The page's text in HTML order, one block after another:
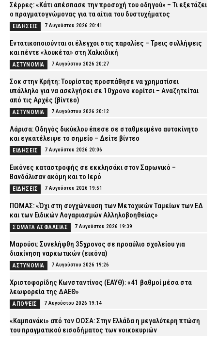
Σέρρες: «Κάτι απέσπασε την προσοχή του οδηγού» – Τι εξετάζει
ο πραγματογνώμονας για τα αίτια του δυστυχήματος
ΕΙΔΗΣΕΙΣ 7 Αυγούστου 2026 20:41
Εντατικοποιούνται οι έλεγχοι στις παραλίες – Τρεις συλλήψεις
και πέντε «λουκέτα» στη Χαλκιδική
ΑΣΤΥΝΟΜΙΑ 7 Αυγούστου 2026 20:27
Σοκ στην Κρήτη: Τουρίστας προσπάθησε να χρηματίσει
υπάλληλο για να ασελγήσει σε 10χρονο κορίτσι – Αναζητείται
από τις Αρχές (βίντεο)
ΑΣΤΥΝΟΜΙΑ 7 Αυγούστου 2026 20:12
Λάρισα: Οδηγός δικύκλου έπεσε σε σταθμευμένο αυτοκίνητο
και εγκατέλειψε το σημείο – Δείτε βίντεο
ΕΙΔΗΣΕΙΣ 7 Αυγούστου 2026 20:06
Εικόνες καταστροφής σε εκκλησάκι στον Σαρωνικό –
Βανδάλισαν ακόμη και το Ιερό
ΕΙΔΗΣΕΙΣ 7 Αυγούστου 2026 19:51
ΠΟΜΑΣ: «Όχι στη συγχώνευση των Μετοχικών Ταμείων των ΕΔ
και των Ειδικών Λογαριασμών Αλληλοβοηθείας»
ΣΩΜΑΤΑ ΑΣΦΑΛΕΙΑΣ 7 Αυγούστου 2026 19:39
Μαρούσι: Συνελήφθη 35χρονος σε προαύλιο σχολείου για
διακίνηση ναρκωτικών (εικόνα)
ΑΣΤΥΝΟΜΙΑ 7 Αυγούστου 2026 19:26
Χριστοφορίδης Κωνσταντίνος (ΕΑΥΘ): «41 βαθμοί μέσα στα
λεωφορεία της ΔΑΕΘ»
ΑΠΟΨΕΙΣ 7 Αυγούστου 2026 19:14
«Καμπανάκι» από τον ΟΟΣΑ: Στην Ελλάδα η μεγαλύτερη πτώση
του πραγματικού εισοδήματος των νοικοκυριών